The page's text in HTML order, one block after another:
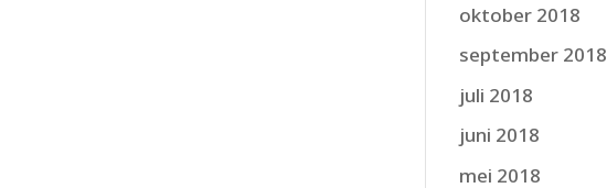
oktober 2018
september 2018
juli 2018
juni 2018
mei 2018